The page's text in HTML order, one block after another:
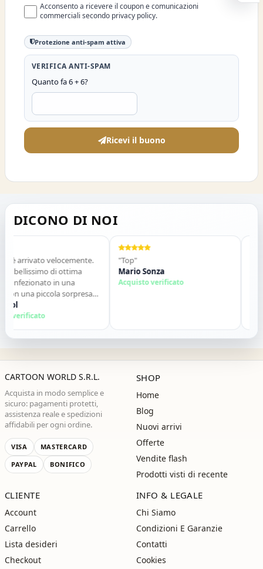
Acconsento a ricevere il coupon e comunicazioni
commerciali secondo privacy policy.
Protezione anti-spam attiva
VERIFICA ANTI-SPAM
Quanto fa 6 + 6?
Ricevi il buono
DICONO DI NOI
arrivato velocemente.
bellissimo di ottima
in una
una piccola sorpresa
Tutto perfetto. Lo
Grazie ,alla
verificato
"Top"
Mario Sonza
Acquisto verificato
CARTOON WORLD S.R.L.
Acquista in modo semplice e
sicuro: pagamenti protetti,
assistenza reale e spedizioni
affidabili per ogni ordine.
VISA
MASTERCARD
PAYPAL
BONIFICO
SHOP
Home
Blog
Nuovi arrivi
Offerte
Vendite flash
Prodotti visti di recente
CLIENTE
Account
Carrello
Lista desideri
Checkout
INFO & LEGALE
Chi Siamo
Condizioni E Garanzie
Contatti
Cookies